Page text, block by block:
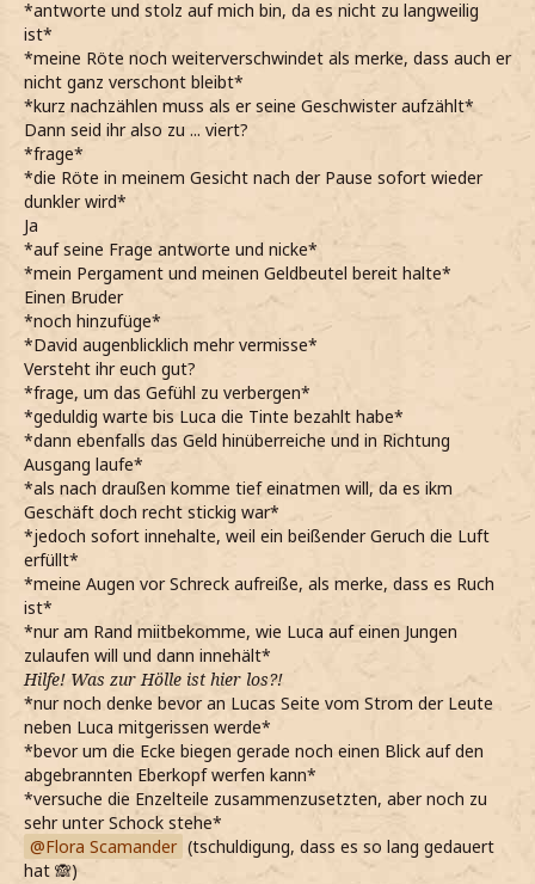
*frage, dann aber bemerke, dass meherere Hexen und
Zauberer alarmiert in eine Richtung rennen*
*ZS*
*antworte und stolz auf mich bin, da es nicht zu langweilig
ist*
*meine Röte noch weiterverschwindet als merke, dass auch er
nicht ganz verschont bleibt*
*kurz nachzählen muss als er seine Geschwister aufzählt*
Dann seid ihr also zu ... viert?
*frage*
*die Röte in meinem Gesicht nach der Pause sofort wieder
dunkler wird*
Ja
*auf seine Frage antworte und nicke*
*mein Pergament und meinen Geldbeutel bereit halte*
Einen Bruder
*noch hinzufüge*
*David augenblicklich mehr vermisse*
Versteht ihr euch gut?
*frage, um das Gefühl zu verbergen*
*geduldig warte bis Luca die Tinte bezahlt habe*
*dann ebenfalls das Geld hinüberreiche und in Richtung
Ausgang laufe*
*als nach draußen komme tief einatmen will, da es ikm
Geschäft doch recht stickig war*
*jedoch sofort innehalte, weil ein beißender Geruch die Luft
erfüllt*
*meine Augen vor Schreck aufreiße, als merke, dass es Ruch
ist*
*nur am Rand miitbekomme, wie Luca auf einen Jungen
zulaufen will und dann innehält*
Hilfe! Was zur Hölle ist hier los?!
*nur noch denke bevor an Lucas Seite vom Strom der Leute
neben Luca mitgerissen werde*
*bevor um die Ecke biegen gerade noch einen Blick auf den
abgebrannten Eberkopf werfen kann*
*versuche die Enzelteile zusammenzusetzten, aber noch zu
sehr unter Schock stehe*
Flora Scamander (tschuldigung, dass es so lang gedauert
hat 🙈)